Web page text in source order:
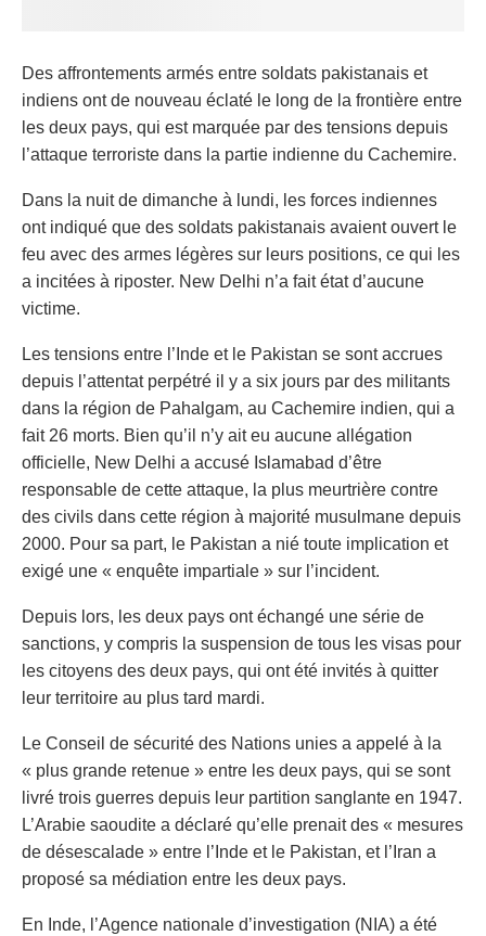
Des affrontements armés entre soldats pakistanais et
indiens ont de nouveau éclaté le long de la frontière entre
les deux pays, qui est marquée par des tensions depuis
l’attaque terroriste dans la partie indienne du Cachemire.
Dans la nuit de dimanche à lundi, les forces indiennes
ont indiqué que des soldats pakistanais avaient ouvert le
feu avec des armes légères sur leurs positions, ce qui les
a incitées à riposter. New Delhi n’a fait état d’aucune
victime.
Les tensions entre l’Inde et le Pakistan se sont accrues
depuis l’attentat perpétré il y a six jours par des militants
dans la région de Pahalgam, au Cachemire indien, qui a
fait 26 morts. Bien qu’il n’y ait eu aucune allégation
officielle, New Delhi a accusé Islamabad d’être
responsable de cette attaque, la plus meurtrière contre
des civils dans cette région à majorité musulmane depuis
2000. Pour sa part, le Pakistan a nié toute implication et
exigé une « enquête impartiale » sur l’incident.
Depuis lors, les deux pays ont échangé une série de
sanctions, y compris la suspension de tous les visas pour
les citoyens des deux pays, qui ont été invités à quitter
leur territoire au plus tard mardi.
Le Conseil de sécurité des Nations unies a appelé à la
« plus grande retenue » entre les deux pays, qui se sont
livré trois guerres depuis leur partition sanglante en 1947.
L’Arabie saoudite a déclaré qu’elle prenait des « mesures
de désescalade » entre l’Inde et le Pakistan, et l’Iran a
proposé sa médiation entre les deux pays.
En Inde, l’Agence nationale d’investigation (NIA) a été